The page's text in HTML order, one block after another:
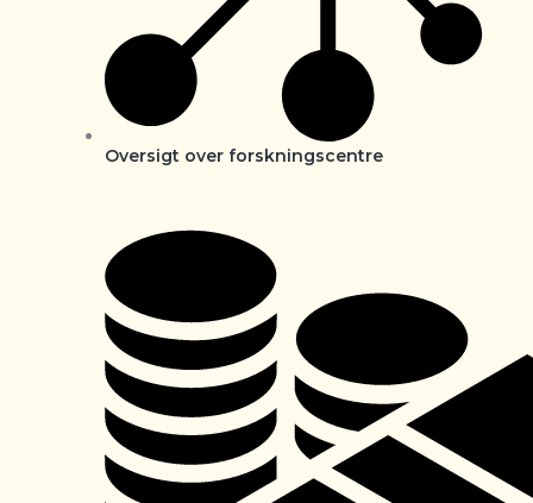
Oversigt over forskningscentre